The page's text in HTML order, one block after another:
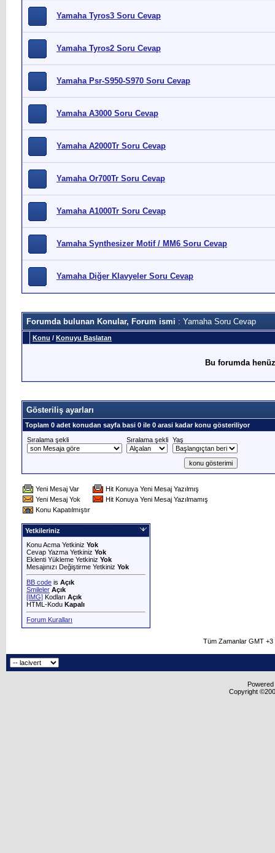
Yamaha Tyros3 Soru Cevap
Yamaha Tyros2 Soru Cevap
Yamaha Psr-S950-S970 Soru Cevap
Yamaha A3000 Soru Cevap
Yamaha A2000Tr Soru Cevap
Yamaha Or700Tr Soru Cevap
Yamaha A1000Tr Soru Cevap
Yamaha Synthesizer Motif / MM6 Soru Cevap
Yamaha Diğer Klavyeler Soru Cevap
Forumda bulunan Konular, Forum ismi : Yamaha Soru Cevap
Konu / Konuyu Başlatan
Bu forumda
Gösteriliş ayarları
Toplam 0 adet konudan sayfa basi 0 ile 0 arasi kadar konu gösteriliyor
Sıralama şekli
Sıralama şekli Yaş
Yeni Mesaj Var
Hit Konuya Yeni Mesaj Yazılmış
Yeni Mesaj Yok
Hit Konuya Yeni Mesaj Yazılmamış
Konu Kapatılmıştır
Yetkileriniz
Konu Acma Yetkiniz Yok
Cevap Yazma Yetkiniz Yok
Eklenti Yükleme Yetkiniz Yok
Mesajınızı Değiştirme Yetkiniz Yok
BB code is Açık
Smileler Açık
[IMG] Kodları Açık
HTML-Kodu Kapalı
Forum Kuralları
Tüm Zamanlar GMT
Copyright